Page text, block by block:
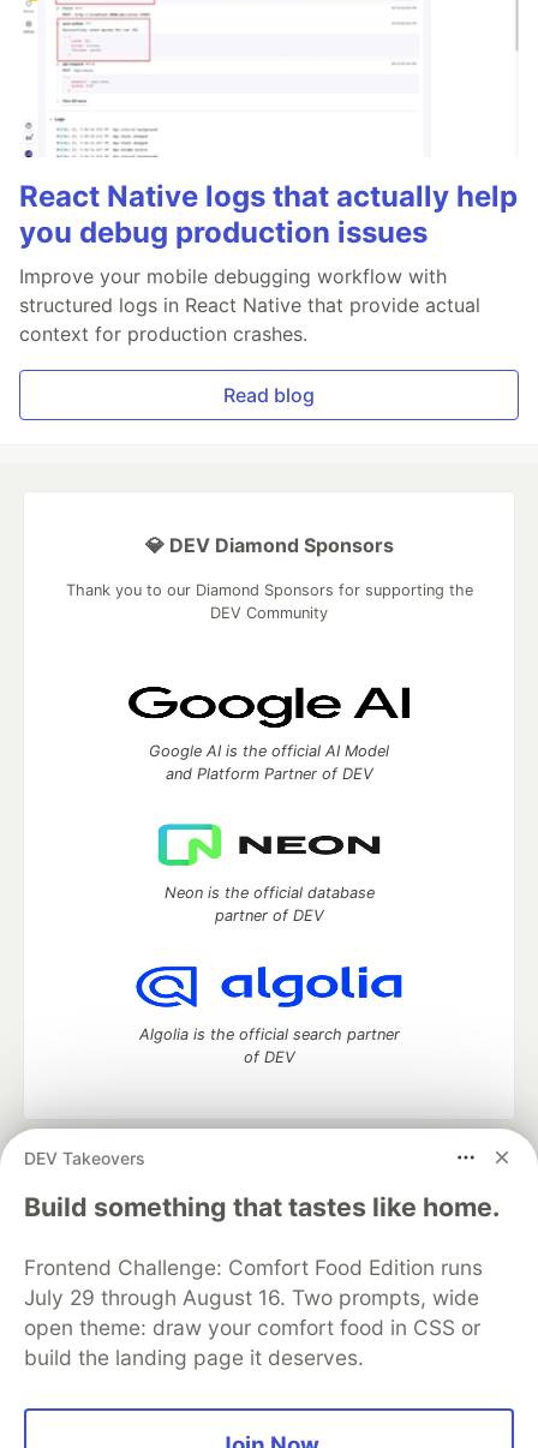
React Native logs that actually help
you debug production issues
Improve your mobile debugging workflow with
structured logs in React Native that provide actual
context for production crashes.
Read blog
DEV Takeovers
Build something that tastes like home.
Frontend Challenge: Comfort Food Edition runs
July 29 through August 16. Two prompts, wide
open theme: draw your comfort food in CSS or
build the landing page it deserves.
💎 DEV Diamond Sponsors
Thank you to our Diamond Sponsors for supporting the
DEV Community
Google AI is the official AI Model
and Platform Partner of DEV
Neon is the official database
partner of DEV
Algolia is the official search partner
of DEV
DEV Community
— A space to discuss and keep up software
development and manage your software career
Home
DEV Challenges DEV++
Videos
Organization Accounts
DEV Showcase About
Contact
Free Postgres Database
DEV Shop
MLH
Code of Conduct
Privacy Policy
Terms of Use
Built on
Forem — the open source
and other inclusive communities.